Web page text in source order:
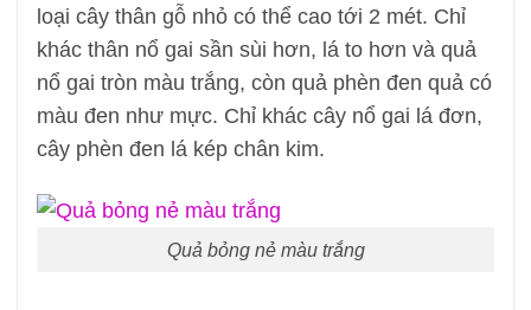
loại cây thân gỗ nhỏ có thể cao tới 2 mét. Chỉ
khác thân nổ gai sần sùi hơn, lá to hơn và quả
nổ gai tròn màu trắng, còn quả phèn đen quả có
màu đen như mực. Chỉ khác cây nổ gai lá đơn,
cây phèn đen lá kép chân kim.
Quả bỏng nẻ màu trắng